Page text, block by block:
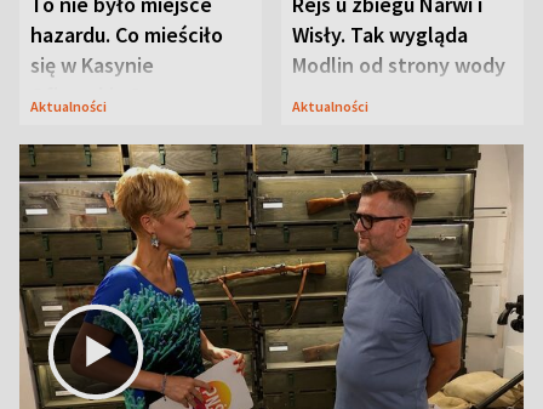
hazardu. Co mieściło
się w Kasynie
Oficerskim?
Aktualności
Wisły. Tak wygląda
Modlin od strony wody
Aktualności